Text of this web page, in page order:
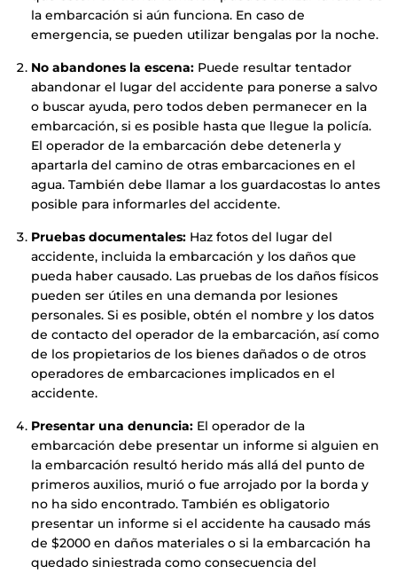
la embarcación si aún funciona. En caso de
emergencia, se pueden utilizar bengalas por la noche.
No abandones la escena: Puede resultar tentador
abandonar el lugar del accidente para ponerse a salvo
o buscar ayuda, pero todos deben permanecer en la
embarcación, si es posible hasta que llegue la policía.
El operador de la embarcación debe detenerla y
apartarla del camino de otras embarcaciones en el
agua. También debe llamar a los guardacostas lo antes
posible para informarles del accidente.
Pruebas documentales: Haz fotos del lugar del
accidente, incluida la embarcación y los daños que
pueda haber causado. Las pruebas de los daños físicos
pueden ser útiles en una demanda por lesiones
personales. Si es posible, obtén el nombre y los datos
de contacto del operador de la embarcación, así como
de los propietarios de los bienes dañados o de otros
operadores de embarcaciones implicados en el
accidente.
Presentar una denuncia: El operador de la
embarcación debe presentar un informe si alguien en
la embarcación resultó herido más allá del punto de
primeros auxilios, murió o fue arrojado por la borda y
no ha sido encontrado. También es obligatorio
presentar un informe si el accidente ha causado más
de $2000 en daños materiales o si la embarcación ha
quedado siniestrada como consecuencia del